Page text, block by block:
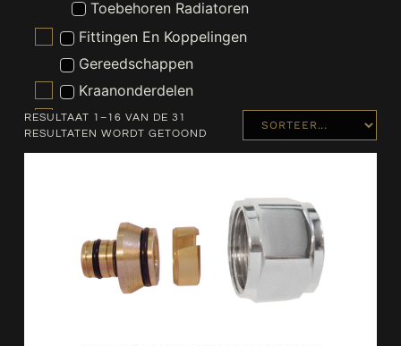
Toebehoren Radiatoren
Fittingen En Koppelingen
Gereedschappen
Kraanonderdelen
Slangen En Buizen
Wasmachine En Droger Toebehoren
Nieuw - Wordt Niet Gebruikt
Radiatoren
Spiegels
RESULTAAT 1–16 VAN DE 31
RESULTATEN WORDT GETOOND